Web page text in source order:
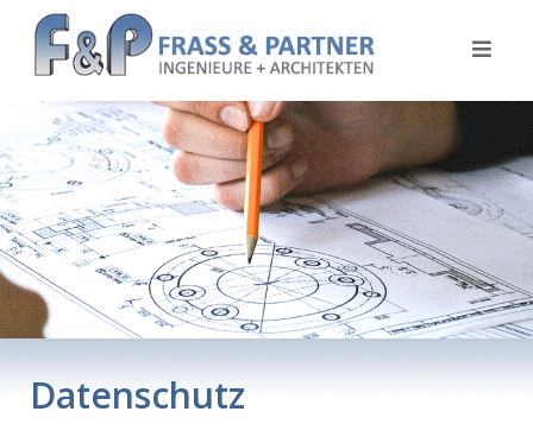
content
Datenschutz